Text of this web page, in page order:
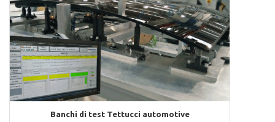
Banchi di test Tettucci automotive